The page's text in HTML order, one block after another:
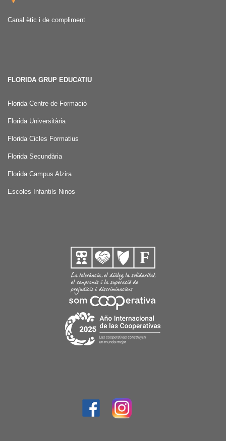
Canal ètic i de compliment
FLORIDA GRUP EDUCATIU
Florida Centre de Formació
Florida Universitària
Florida Cicles Formatius
Florida Secundària
Florida Campus Alzira
Escoles Infantils Ninos